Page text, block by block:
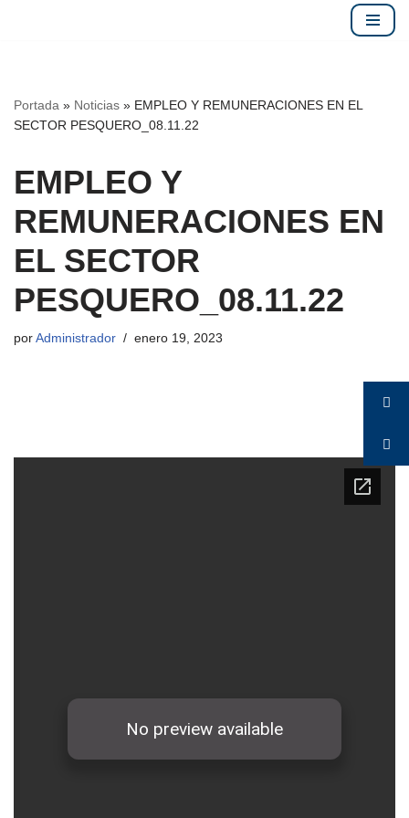
Portada » Noticias » EMPLEO Y REMUNERACIONES EN EL
SECTOR PESQUERO_08.11.22
EMPLEO Y
REMUNERACIONES EN
EL SECTOR
PESQUERO_08.11.22
por Administrador enero 19, 2023